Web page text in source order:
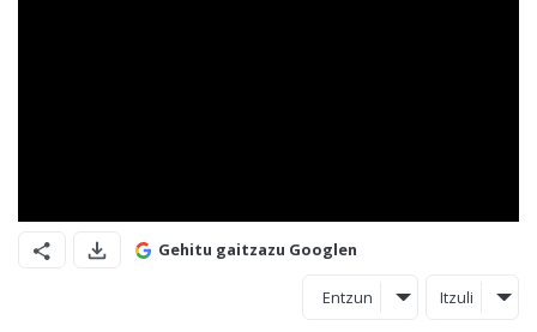
Gehitu gaitzazu Googlen
Entzun Itzuli